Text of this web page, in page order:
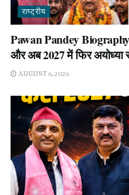
राष्ट्रीय
Pawan Pandey
और अब 2027 में फिर अयोध्या
AUGUST 6, 2026